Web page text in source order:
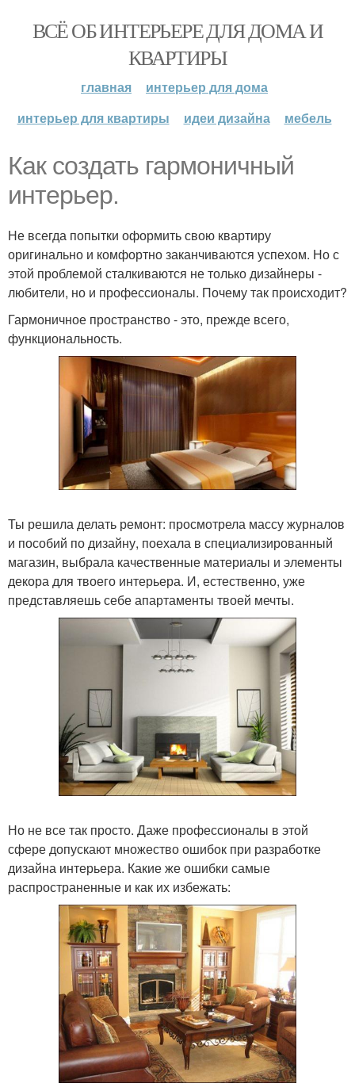
ВСЁ ОБ ИНТЕРЬЕРЕ ДЛЯ ДОМА И
КВАРТИРЫ
главная
интерьер для дома
интерьер для квартиры
идеи дизайна мебель
Как создать гармоничный
интерьер.
Не всегда попытки оформить свою квартиру
оригинально и комфортно заканчиваются успехом. Но с
этой проблемой сталкиваются не только дизайнеры -
любители, но и профессионалы. Почему так происходит?
Гармоничное пространство - это, прежде всего,
функциональность.
Ты решила делать ремонт: просмотрела массу журналов
и пособий по дизайну, поехала в специализированный
магазин, выбрала качественные материалы и элементы
декора для твоего интерьера. И, естественно, уже
представляешь себе апартаменты твоей мечты.
Но не все так просто. Даже профессионалы в этой
сфере допускают множество ошибок при разработке
дизайна интерьера. Какие же ошибки самые
распространенные и как их избежать: